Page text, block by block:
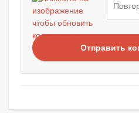
Отправить